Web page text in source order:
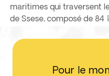
maritimes qui traversent
de Ssese, composé de 84
Pour le